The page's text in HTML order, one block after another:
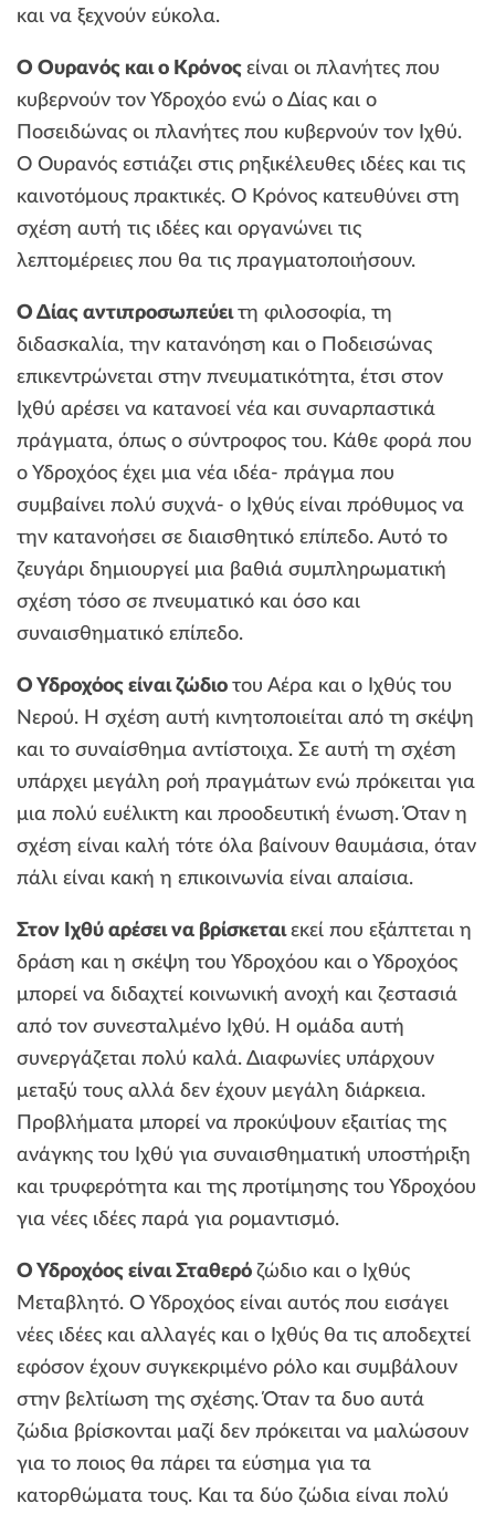
και να ξεχνούν εύκολα.
Ο Ουρανός και ο Κρόνος είναι οι πλανήτες που
κυβερνούν τον Υδροχόο ενώ ο Δίας και ο
Ποσειδώνας οι πλανήτες που κυβερνούν τον Ιχθύ.
Ο Ουρανός εστιάζει στις ρηξικέλευθες ιδέες και τις
καινοτόμους πρακτικές. Ο Κρόνος κατευθύνει στη
σχέση αυτή τις ιδέες και οργανώνει τις
λεπτομέρειες που θα τις πραγματοποιήσουν.
Ο Δίας αντιπροσωπεύειτη φιλοσοφία, τη
διδασκαλία, την κατανόηση και ο Ποδεισώνας
επικεντρώνεται στην πνευματικότητα, έτσι στον
Ιχθύ αρέσει να κατανοεί νέα και συναρπαστικά
πράγματα, όπως ο σύντροφος του. Κάθε φορά που
ο Υδροχόος έχει μια νέα ιδέα- πράγμα που
συμβαίνει πολύ συχνά- ο Ιχθύς είναι πρόθυμος να
την κατανοήσει σε διαισθητικό επίπεδο. Αυτό το
ζευγάρι δημιουργεί μια βαθιά συμπληρωματική
σχέση τόσο σε πνευματικό και όσο και
συναισθηματικό επίπεδο.
Ο Υδροχόος είναι ζώδιο του Αέρα και ο Ιχθύς του
Νερού. Η σχέση αυτή κινητοποιείται από τη σκέψη
και το συναίσθημα αντίστοιχα. Σε αυτή τη σχέση
υπάρχει μεγάλη ροή πραγμάτων ενώ πρόκειται για
μια πολύ ευέλικτη και προοδευτική ένωση. Όταν η
σχέση είναι καλή τότε όλα βαίνουν θαυμάσια, όταν
πάλι είναι κακή η επικοινωνία είναι απαίσια.
Στον Ιχθύ αρέσει να βρίσκεταιεκεί που εξάπτεται η
δράση και η σκέψη του Υδροχόου και ο Υδροχόος
μπορεί να διδαχτεί κοινωνική ανοχή και ζεστασιά
από τον συνεσταλμένο Ιχθύ. Η ομάδα αυτή
συνεργάζεται πολύ καλά. Διαφωνίες υπάρχουν
μεταξύ τους αλλά δεν έχουν μεγάλη διάρκεια.
Προβλήματα μπορεί να προκύψουν εξαιτίας της
ανάγκης του Ιχθύ για συναισθηματική υποστήριξη
και τρυφερότητα και της προτίμησης του Υδροχόου
για νέες ιδέες παρά για ρομαντισμό.
Ο Υδροχόος είναι Σταθερό ζώδιο και ο Ιχθύς
Μεταβλητό. Ο Υδροχόος είναι αυτός που εισάγει
νέες ιδέες και αλλαγές και ο Ιχθύς θα τις αποδεχτεί
εφόσον έχουν συγκεκριμένο ρόλο και συμβάλουν
στην βελτίωση της σχέσης. Όταν τα δυο αυτά
ζώδια βρίσκονται μαζί δεν πρόκειται να μαλώσουν
για το ποιος θα πάρει τα εύσημα για τα
κατορθώματα τους. Και τα δύο ζώδια είναι πολύ